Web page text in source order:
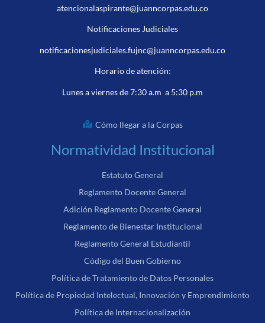
atencionalaspirante@juanncorpas.edu.co
Notificaciones Judiciales
notificacionesjudiciales.fujnc@juanncorpas.edu.co
Horario de atención:
Lunes a viernes de 7:30 a.m a 5:30 p.m
Cómo llegar a la Corpas
Normatividad Institucional
Estatuto General
Reglamento Docente General
Adición Reglamento Docente General
Reglamento de Bienestar Institucional
Reglamento General Estudiantil
Código del Buen Gobierno
Política de Tratamiento de Datos Personales
Política de Propiedad Intelectual, Innovación y Emprendimiento
Política de Internacionalización